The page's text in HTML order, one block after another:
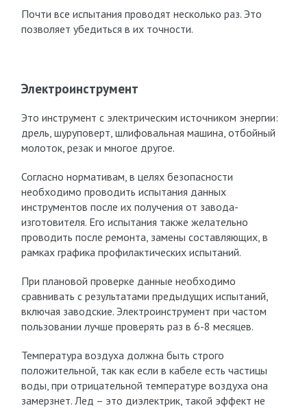
Почти все испытания проводят несколько раз. Это
позволяет убедиться в их точности.
Электроинструмент
Это инструмент с электрическим источником энергии:
дрель, шуруповерт, шлифовальная машина, отбойный
молоток, резак и многое другое.
Согласно нормативам, в целях безопасности
необходимо проводить испытания данных
инструментов после их получения от завода-
изготовителя. Его испытания также желательно
проводить после ремонта, замены составляющих, в
рамках графика профилактических испытаний.
При плановой проверке данные необходимо
сравнивать с результатами предыдущих испытаний,
включая заводские. Электроинструмент при частом
пользовании лучше проверять раз в 6-8 месяцев.
Температура воздуха должна быть строго
положительной, так как если в кабеле есть частицы
воды, при отрицательной температуре воздуха она
замерзнет. Лед – это диэлектрик, такой эффект не